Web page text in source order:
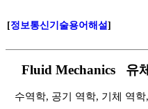
[정보통신기술용어해설]
Fluid Mechanics 유
수역학, 공기 역학, 기체 역